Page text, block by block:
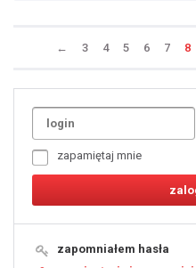
← 3 4 5 6 7 8
zapamiętaj mnie
zapomniałem hasła